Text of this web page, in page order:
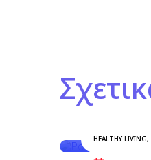
HEALTHY LIVING,